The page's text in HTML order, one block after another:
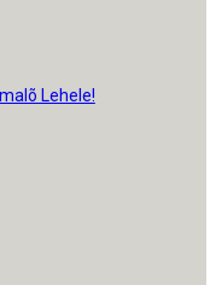
Lehele!